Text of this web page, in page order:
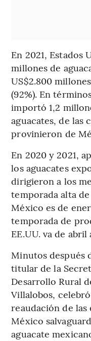
En 2021, Estados
millones de
US$2.800
(92%). En
importó 1,2
aguacates, de las
provinieron de
En 2020 y 2021,
los aguacates
dirigieron a los
temporada alta
México es de
temporada de
EE.UU. va de
Minutos después
titular de la
Desarrollo Rural
Villalobos,
reaudación de
México
aguacate